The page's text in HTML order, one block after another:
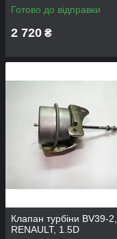
Готово до відправки
2 720 ₴
Клапан турбіни BV39-2,
RENAULT, 1.5D